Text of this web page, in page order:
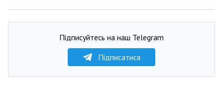
Підписуйтесь на наш Telegram
Підписатися